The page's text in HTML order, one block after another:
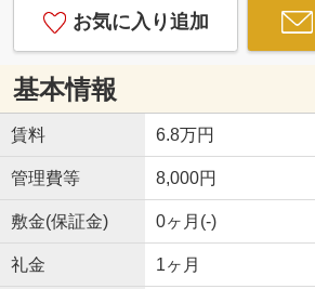
お気に入り追加
基本情報
賃料 6.8万円
管理費等 8,000円
敷金(保証金) 0ヶ月(-)
礼金 1ヶ月